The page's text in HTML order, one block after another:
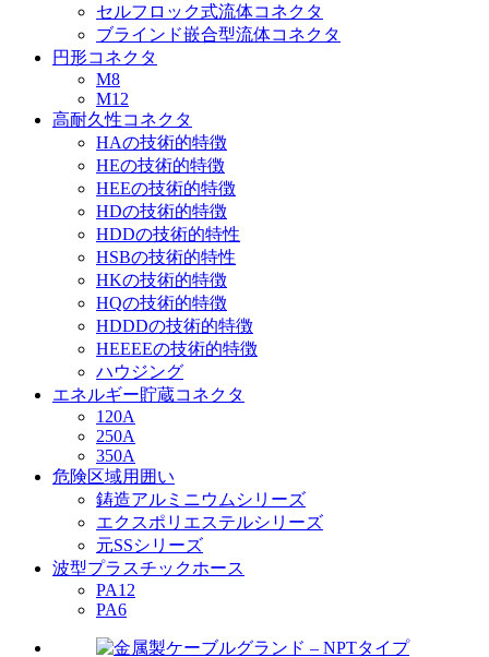
セルフロック式流体コネクタ
ブラインド嵌合型流体コネクタ
円形コネクタ
M8
M12
高耐久性コネクタ
HAの技術的特徴
HEの技術的特徴
HEEの技術的特徴
HDの技術的特徴
HDDの技術的特性
HSBの技術的特性
HKの技術的特徴
HQの技術的特徴
HDDDの技術的特徴
HEEEEの技術的特徴
ハウジング
エネルギー貯蔵コネクタ
120A
250A
350A
危険区域用囲い
鋳造アルミニウムシリーズ
エクスポリエステルシリーズ
元SSシリーズ
波型プラスチックホース
PA12
PA6